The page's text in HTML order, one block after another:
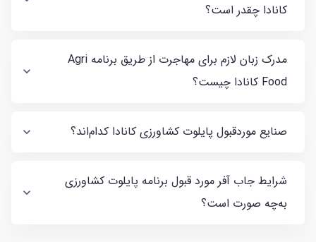
کانادا چقدر است؟
مدرک زبان لازم برای مهاجرت از طریق برنامه Agri
Food کانادا چیست؟
صنایع موردقبول پایلوت کشاورزی کانادا کدام‌اند؟
شرایط جاب آفر مورد قبول برنامه پایلوت کشاورزی
به‌چه صورت است؟